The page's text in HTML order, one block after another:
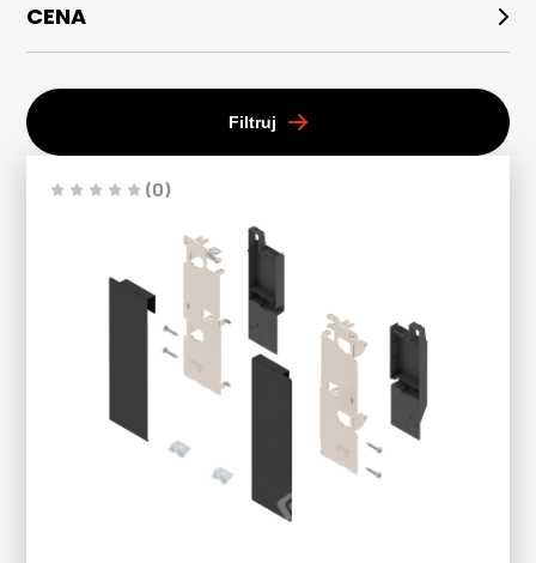
CENA
Filtruj
(0)